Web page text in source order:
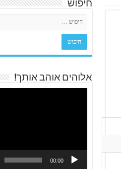
חיפוש
אלוהים אוהב אותך!
00:00